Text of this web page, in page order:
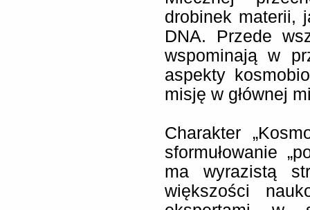
drobinek materii,
DNA. Przede
wspominają w
aspekty
misję w głównej
Charakter
sformułowanie
ma wyrazistą
większości